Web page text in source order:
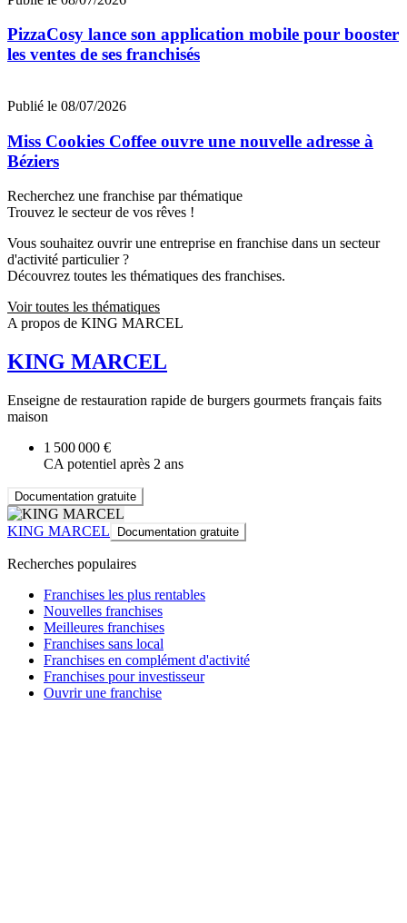
PizzaCosy lance son application mobile pour booster
les ventes de ses franchisés
Publié le 08/07/2026
Miss Cookies Coffee ouvre une nouvelle adresse à
Béziers
Recherchez une franchise par thématique
Trouvez le secteur de vos rêves !
Vous souhaitez ouvrir une entreprise en franchise dans un secteur
d'activité particulier ?
Découvrez toutes les thématiques des franchises.
Voir toutes les thématiques
A propos de KING MARCEL
KING MARCEL
Enseigne de restauration rapide de burgers gourmets français faits
maison
1 500 000 €
CA potentiel après 2 ans
Documentation gratuite
KING MARCEL Documentation gratuite
Recherches populaires
Franchises les plus rentables
Nouvelles franchises
Meilleures franchises
Franchises sans local
Franchises en complément d'activité
Franchises pour investisseur
Ouvrir une franchise